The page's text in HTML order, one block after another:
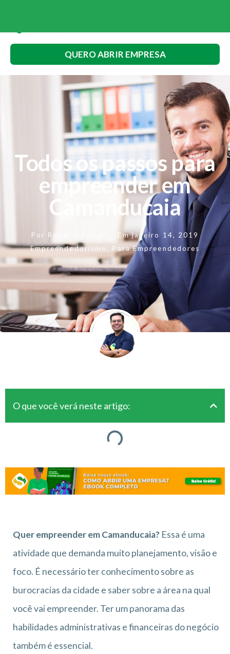
QUERO ABRIR EMPRESA
Todos os passos para
empreender em
Camanducaia
Por Rogerio Fameli Em janeiro 14, 2019
Empreendedorismo , Para Empreendedores
O que você verá neste artigo:
Quer empreender em Camanducaia? Essa é uma
atividade que demanda muito planejamento, visão e
foco. É necessário ter conhecimento sobre as
burocracias da cidade e saber sobre a área na qual
você vai empreender. Ter um panorama das
habilidades administrativas e financeiras do negócio
também é essencial.